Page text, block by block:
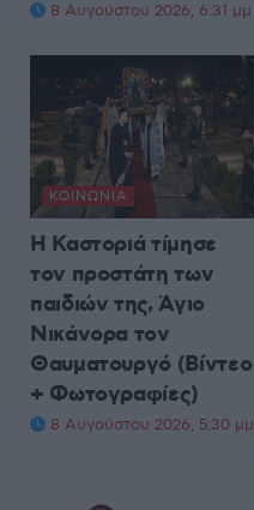
8 Αυγούστου 2026, 6:31 μμ
ΚΟΙΝΩΝΊΑ
Η Καστοριά τίμησε
τον προστάτη των
παιδιών της, Άγιο
Νικάνορα τον
Θαυματουργό (Βίντεο
+ Φωτογραφίες)
8 Αυγούστου 2026, 5:30 μμ